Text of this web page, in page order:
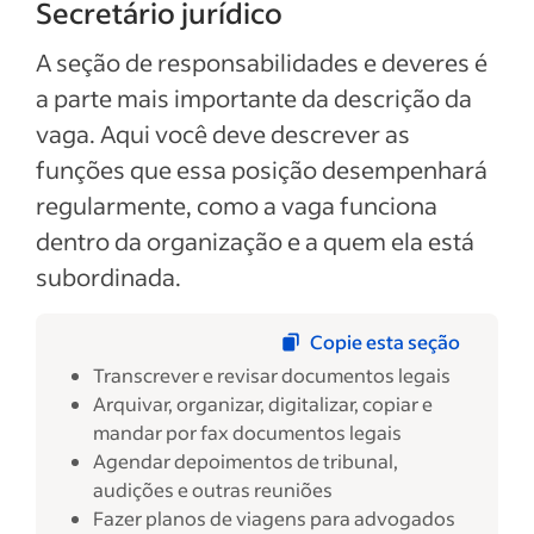
Secretário jurídico
A seção de responsabilidades e deveres é
a parte mais importante da descrição da
vaga. Aqui você deve descrever as
funções que essa posição desempenhará
regularmente, como a vaga funciona
dentro da organização e a quem ela está
subordinada.
Copie esta seção
Transcrever e revisar documentos legais
Arquivar, organizar, digitalizar, copiar e
mandar por fax documentos legais
Agendar depoimentos de tribunal,
audições e outras reuniões
Fazer planos de viagens para advogados